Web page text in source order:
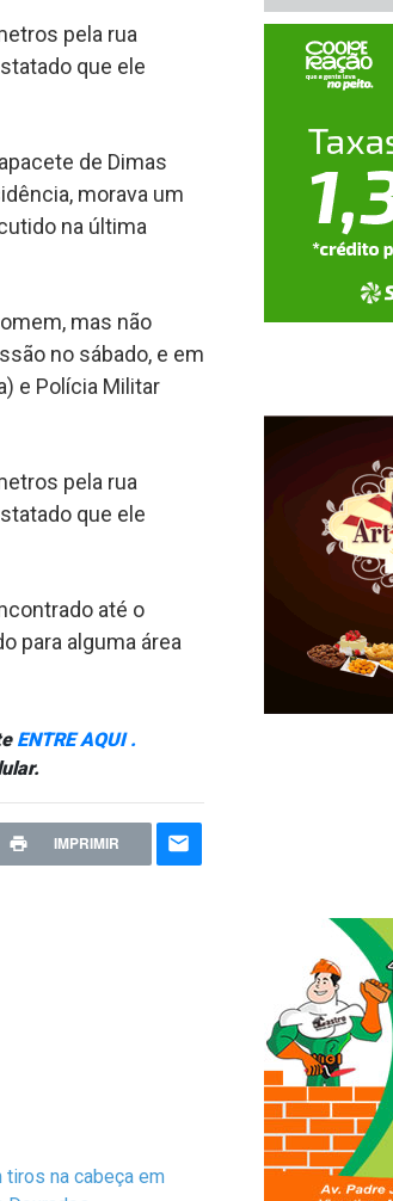
pela rua
que ele
de Dimas
morava um
na última
mas não
no sábado, e em
e Polícia Militar
pela rua
que ele
até o
para alguma área
ENTRE AQUI .
IMPRIMIR